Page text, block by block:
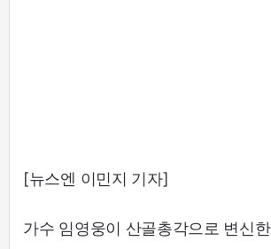
[뉴스엔 이민지 기자]
가수 임영웅이 산골총각으로 변신